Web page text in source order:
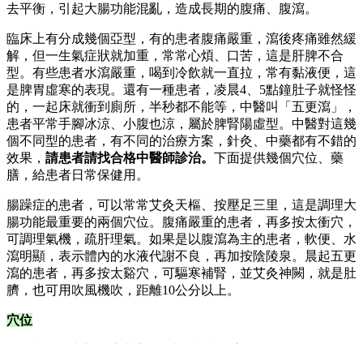
去平衡，引起大腸功能混亂，造成長期的腹痛、腹瀉。
臨床上有分成幾個亞型，有的患者腹痛嚴重，瀉後疼痛雖然緩
解，但一生氣症狀就加重，常常心煩、口苦，這是肝脾不合
型。有些患者水瀉嚴重，喝到冷飲就一直拉，常有黏液便，這
是脾胃虛寒的表現。還有一種患者，凌晨4、5點鐘肚子就怪怪
的，一起床就衝到廁所，半秒都不能等，中醫叫「五更瀉」，
患者平常手腳冰涼、小腹也涼，屬於脾腎陽虛型。中醫對這幾
個不同型的患者，有不同的治療方案，針灸、中藥都有不錯的
效果， 請患者請找合格中醫師診治。 下面提供幾個穴位、藥
膳，給患者日常保健用。
腸躁症的患者，可以常常艾灸天樞、按壓足三里，這是調理大
腸功能最重要的兩個穴位。腹痛嚴重的患者，再多按太衝穴，
可調理氣機，疏肝理氣。如果是以腹瀉為主的患者，軟便、水
瀉明顯，表示體內的水液代謝不良，再加按陰陵泉。晨起五更
瀉的患者，再多按太谿穴，可驅寒補腎，並艾灸神闕，就是肚
臍，也可用吹風機吹，距離10公分以上。
穴位